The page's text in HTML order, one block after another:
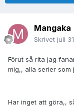
Mangaka
Skrivet juli
Förut så rita jag
mig,, alla serier
Har inget att göra,,